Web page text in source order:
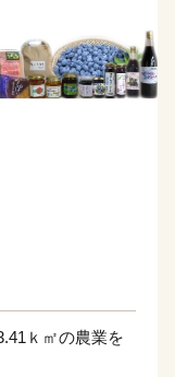
ｋ㎡の農業を